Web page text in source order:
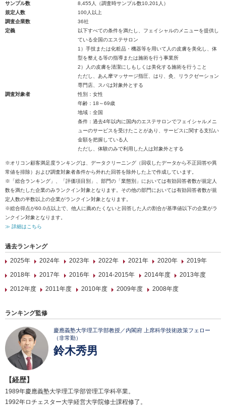
サンプル数
8,455人（調査時サンプル数10,201人）
規定人数
100人以上
調査企業数
36社
定義
以下すべての条件を満たし、フェイシャルのメニューを提供し
ている全国のエステサロン
1）手技または化粧品・機器等を用いて人の皮膚を美化し、体
型を整える等の指導または施術を行う事業所
2）人の皮膚を清潔にしもしくは美化する施術を行うこと
ただし、あん摩マッサージ指圧、はり、灸、リラクゼーション
専門店、スパは対象外とする
調査対象者
性別：女性
年齢：18～69歳
地域：全国
条件：過去4年以内に国内のエステサロンでフェイシャルメニ
ューのサービスを受けたことがあり、サービスに関する支払い
金額を把握している人
ただし、体験のみで利用した人は対象外とする
※オリコン顧客満足度ランキングは、データクリーニング（回収したデータから不正回答や異
常値を排除）および調査対象者条件から外れた回答を除外した上で作成しています。
※「総合ランキング」、「評価項目別」、部門の「業態別」においては有効回答者数が規定人
数を満たした企業のみランクイン対象となります。その他の部門においては有効回答者数が規
定人数の半数以上の企業がランクイン対象となります。
※総合得点が60.0点以上で、他人に薦めたくないと回答した人の割合が基準値以下の企業がラ
ンクイン対象となります。
≫ 詳細はこちら
過去ランキング
2025年
2024年 2023年 2022年 2021年 2020年
2019年
2018年
2017年 2016年 2014-2015年 2014年度
2013年度
2012年度
2011年度 2010年度 2009年度 2008年度
ランキング監修
慶應義塾大学理工学部教授／内閣府 上席科学技術政策フェロー
（非常勤）
鈴木秀男
【経歴】
1989年慶應義塾大学理工学部管理工学科卒業。
1992年ロチェスター大学経営大学院修士課程修了。